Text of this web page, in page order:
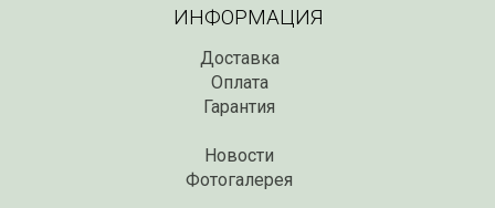
ИНФОРМАЦИЯ
Доставка
Оплата
Гарантия
Новости
Фотогалерея